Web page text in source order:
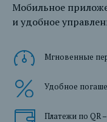
Мобильное
и удобное
Мгновенные
Удобное
Платежи по QR